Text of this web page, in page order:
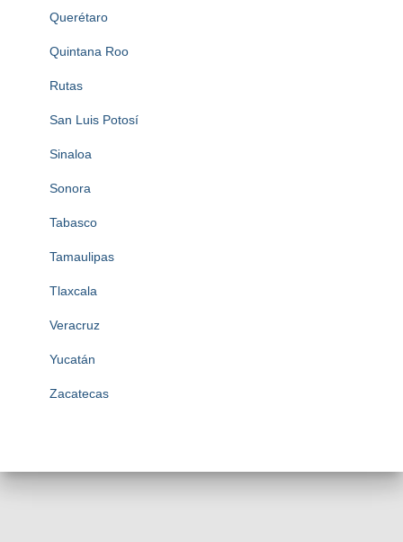
Querétaro
Quintana Roo
Rutas
San Luis Potosí
Sinaloa
Sonora
Tabasco
Tamaulipas
Tlaxcala
Veracruz
Yucatán
Zacatecas